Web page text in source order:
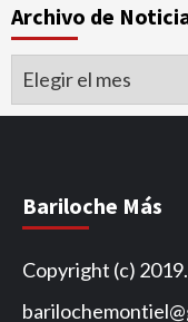
Archivo de
Archivo
Bariloche Más
Copyright (c) 2019.